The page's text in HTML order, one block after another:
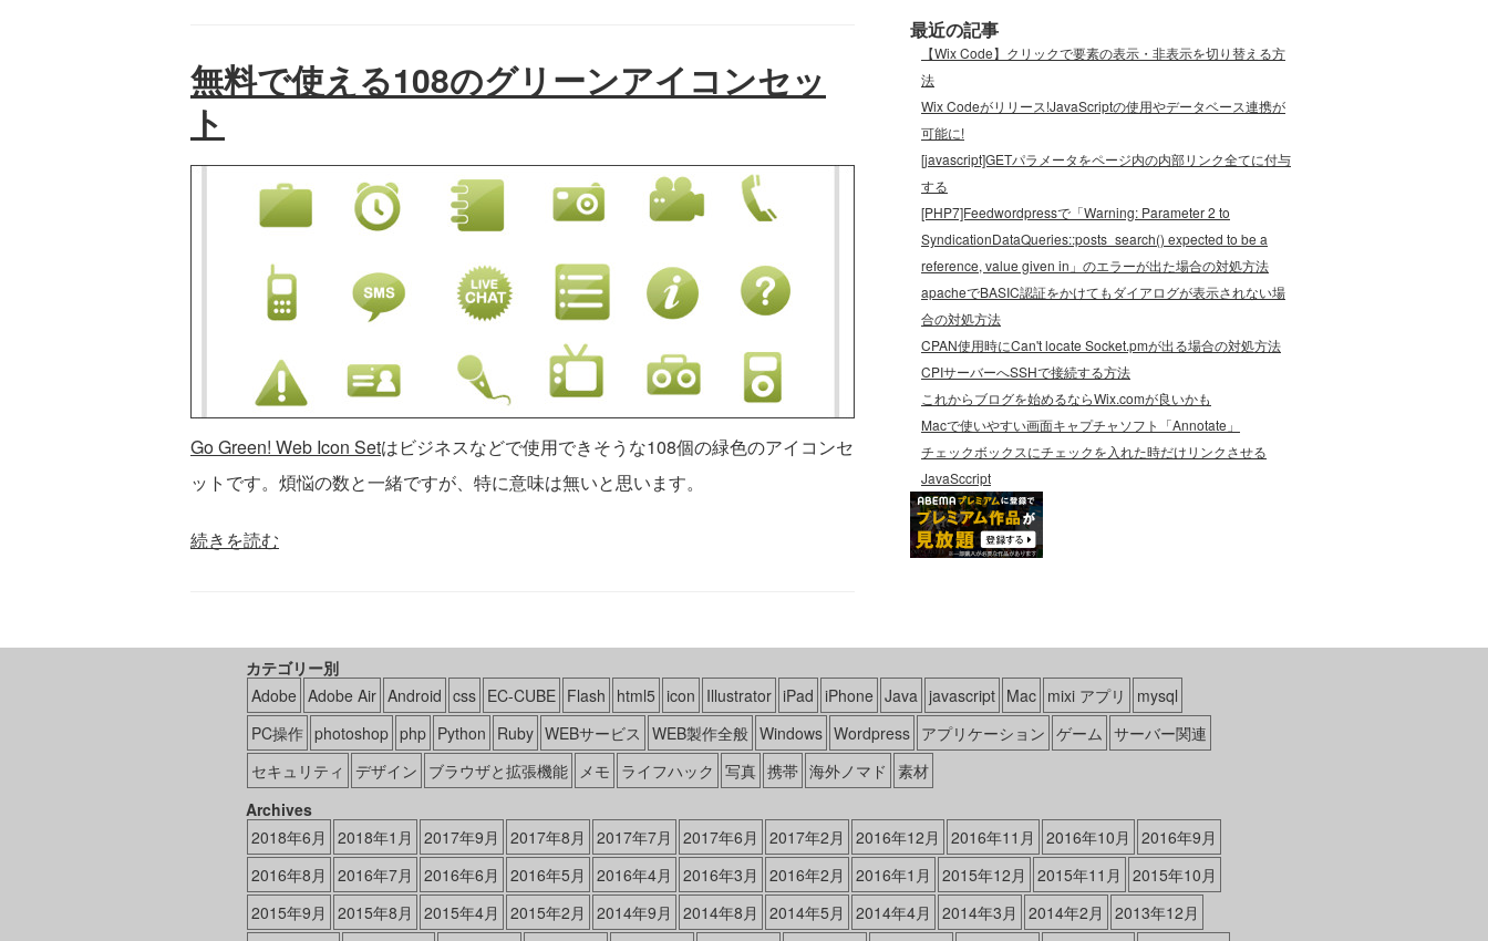
無料で使える108のグリーンアイコンセッ
ト
Go Green! Web Icon Setはビジネスなどで使用できそうな108個の緑色のアイコンセ
ットです。煩悩の数と一緒ですが、特に意味は無いと思います。
続きを読む
最近の記事
【Wix Code】クリックで要素の表示・非表示を切り替える方
法
Wix Codeがリリース!JavaScriptの使用やデータベース連携が
可能に!
[javascript]GETパラメータをページ内の内部リンク全てに付与
する
[PHP7]Feedwordpressで「Warning: Parameter 2 to
SyndicationDataQueries::posts_search() expected to be a
reference, value given in」のエラーが出た場合の対処方法
apacheでBASIC認証をかけてもダイアログが表示されない場
合の対処方法
CPAN使用時にCan't locate Socket.pmが出る場合の対処方法
CPIサーバーへSSHで接続する方法
これからブログを始めるならWix.comが良いかも
Macで使いやすい画面キャプチャソフト「Annotate」
チェックボックスにチェックを入れた時だけリンクさせる
JavaSccript
カテゴリー別
Adobe Adobe Air Android css EC-CUBE Flash html5 icon Illustrator iPad iPhone Java javascript Mac mixi アプリ
mysql
PC操作 photoshop php Python Ruby WEBサービス WEB製作全般 Windows Wordpress アプリケーション ゲーム サーバー関連
セキュリティ
デザイン ブラウザと拡張機能 メモ ライフハック 写真 携帯 海外ノマド 素材
Archives
2018年6月
2018年1月 2017年9月 2017年8月 2017年7月 2017年6月 2017年2月 2016年12月 2016年11月 2016年10月
2016年9月
2016年8月
2016年7月 2016年6月 2016年5月 2016年4月 2016年3月 2016年2月 2016年1月 2015年12月 2015年11月
2015年10月
2015年9月
2015年8月 2015年4月 2015年2月 2014年9月 2014年8月 2014年5月 2014年4月 2014年3月 2014年2月
2013年12月